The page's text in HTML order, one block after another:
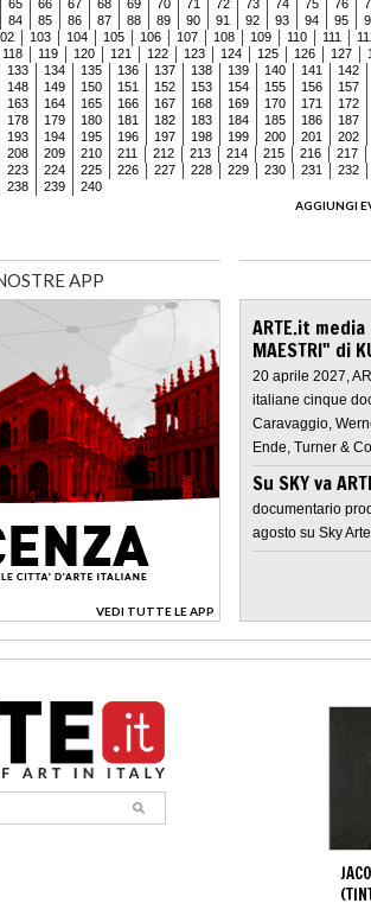
65 66 67 68 69 70 71 72 73 74 75 76
84 85 86 87 88 89 90 91 92 93 94 95
103 104 105 106 107 108 109 110 111
118 119 120 121 122 123 124 125 126 127
133 134 135 136 137 138 139 140 141
142
148 149 150 151 152 153 154 155 156
157
163 164 165 166 167 168 169 170 171
172
178 179 180 181 182 183 184 185 186
187
193 194 195 196 197 198 199 200 201
202
208 209 210 211 212 213 214 215 216
217
223 224 225 226 227 228 229 230 231
232
238 239
240
AGGIUNGI
APP
VEDI TUTTE LE APP
>
ARTE.it
MAESTRI" di
20 aprile 2027,
italiane cinque
Caravaggio,
Ende, Turner &
Su SKY va
documentario
agosto su Sky Arte